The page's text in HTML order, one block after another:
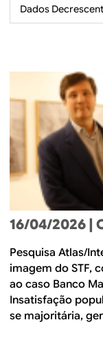
E
16/04/2026 |
Pesquisa Atlas/
imagem do STF,
ao caso Banco
Insatisfação
se majoritária,